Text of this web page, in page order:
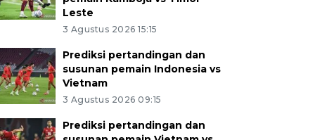
Leste
3 Agustus 2026 15:15
Prediksi pertandingan dan
susunan pemain Indonesia vs
Vietnam
3 Agustus 2026 09:15
Prediksi pertandingan dan